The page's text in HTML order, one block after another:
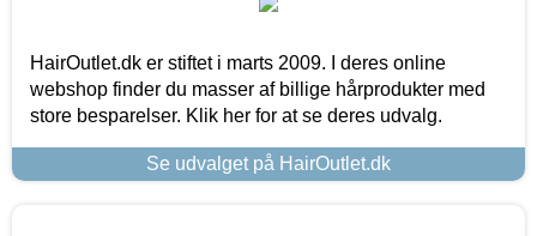
HairOutlet.dk er stiftet i marts 2009. I deres online
webshop finder du masser af billige hårprodukter med
store besparelser. Klik her for at se deres udvalg.
Se udvalget på HairOutlet.dk